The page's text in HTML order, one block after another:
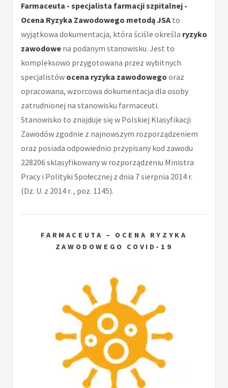
Farmaceuta - specjalista farmacji szpitalnej -
Ocena Ryzyka Zawodowego metodą JSA to
wyjątkowa dokumentacja, która ściśle określa ryzyko
zawodowe na podanym stanowisku. Jest to
kompleksowo przygotowana przez wybitnych
specjalistów ocena ryzyka zawodowego oraz
opracowana, wzorcowa dokumentacja dla osoby
zatrudnionej na stanowisku farmaceuti.
Stanowisko to znajduje się w Polskiej Klasyfikacji
Zawodów zgodnie z najnowszym rozporządzeniem
oraz posiada odpowiednio przypisany kod zawodu
228206 sklasyfikowany w rozporządzeniu Ministra
Pracy i Polityki Społecznej z dnia 7 sierpnia 2014 r.
(Dz. U. z 2014 r. , poz. 1145).
FARMACEUTA – OCENA RYZYKA
ZAWODOWEGO COVID-19